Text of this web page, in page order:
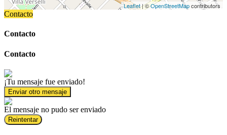
Leaflet| ©OpenStreetMapcontributors
Contacto
Contacto
Contacto
¡Tu mensaje fue enviado!
Enviar otro mensaje
El mensaje no pudo ser enviado
Reintentar